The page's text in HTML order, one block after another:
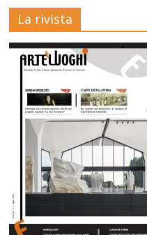
La rivista